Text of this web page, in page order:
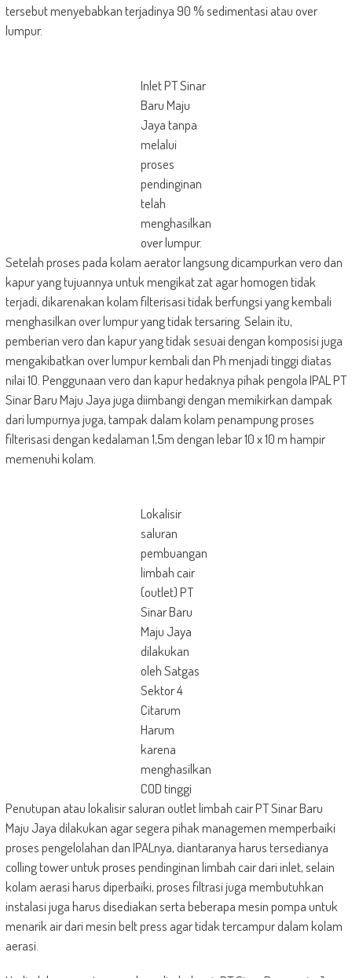
tersebut menyebabkan terjadinya 90 % sedimentasi atau over
lumpur.
Inlet PT Sinar
Baru Maju
Jaya tanpa
melalui
proses
pendinginan
telah
menghasilkan
over lumpur.
Setelah proses pada kolam aerator langsung dicampurkan vero dan
kapur yang tujuannya untuk mengikat zat agar homogen tidak
terjadi, dikarenakan kolam filterisasi tidak berfungsi yang kembali
menghasilkan over lumpur yang tidak tersaring. Selain itu,
pemberian vero dan kapur yang tidak sesuai dengan komposisi juga
mengakibatkan over lumpur kembali dan Ph menjadi tinggi diatas
nilai 10. Penggunaan vero dan kapur hedaknya pihak pengola IPAL PT
Sinar Baru Maju Jaya juga diimbangi dengan memikirkan dampak
dari lumpurnya juga, tampak dalam kolam penampung proses
filterisasi dengan kedalaman 1,5m dengan lebar 10 x 10 m hampir
memenuhi kolam.
Lokalisir
saluran
pembuangan
limbah cair
(outlet) PT
Sinar Baru
Maju Jaya
dilakukan
oleh Satgas
Sektor 4
Citarum
Harum
karena
menghasilkan
COD tinggi
Penutupan atau lokalisir saluran outlet limbah cair PT Sinar Baru
Maju Jaya dilakukan agar segera pihak managemen memperbaiki
proses pengelolahan dan IPALnya, diantaranya harus tersedianya
colling tower untuk proses pendinginan limbah cair dari inlet, selain
kolam aerasi harus diperbaiki, proses filtrasi juga membutuhkan
instalasi juga harus disediakan serta beberapa mesin pompa untuk
menarik air dari mesin belt press agar tidak tercampur dalam kolam
aerasi.